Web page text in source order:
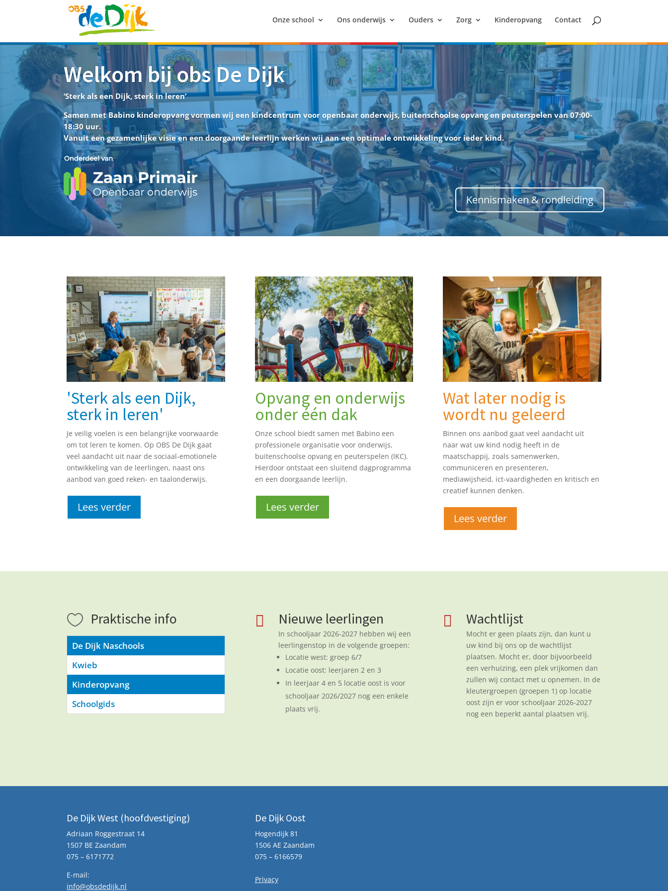
Onze school Ons onderwijs Ouders Zorg Kinderopvang Contact
Welkom bij obs De Dijk
‘Sterk als een Dijk, sterk in leren’
Samen met Babino kinderopvang vormen wij een kindcentrum voor openbaar onderwijs, buitenschoolse opvang en peuterspelenvan 07:00-
18:30 uur.
Vanuit een gezamenlijke visie en een doorgaande leerlijn werken wij aan een optimale ontwikkeling voor ieder kind.
Kennismaken & rondleiding
'Sterk als een Dijk,
sterk in leren'
Je veilig voelen is een belangrijke voorwaarde
om tot leren te komen. Op OBS De Dijk gaat
veel aandacht uit naar de sociaal-emotionele
ontwikkeling van de leerlingen, naast ons
aanbod van goed reken- en taalonderwijs.
Lees verder
Opvang en onderwijs
onder één dak
Onze school biedt samen met Babino een
professionele organisatie voor onderwijs,
buitenschoolse opvang en peuterspelen (IKC).
Hierdoor ontstaat een sluitend dagprogramma
en een doorgaande leerlijn.
Lees verder
Wat later nodig is
wordt nu geleerd
Binnen ons aanbod gaat veel aandacht uit
naar wat uw kind nodig heeft in de
maatschappij, zoals samenwerken,
communiceren en presenteren,
mediawijsheid, ict-vaardigheden en kritisch en
creatief kunnen denken.
Lees verder
 Praktische info
De Dijk Naschools
Kwieb
Kinderopvang
Schoolgids
 Nieuwe leerlingen
In schooljaar 2026-2027 hebben wij een
leerlingenstop in de volgende groepen:
Locatie west: groep 6/7
Locatie oost: leerjaren 2 en 3
In leerjaar 4 en 5 locatie oost is voor
schooljaar 2026/2027 nog een enkele
plaats vrij.
 Wachtlijst
Mocht er geen plaats zijn, dan kunt u
uw kind bij ons op de wachtlijst
plaatsen. Mocht er, door bijvoorbeeld
een verhuizing, een plek vrijkomen dan
zullen wij contact met u opnemen. In de
kleutergroepen (groepen 1) op locatie
oost zijn er voor schooljaar 2026-2027
nog een beperkt aantal plaatsen vrij.
De Dijk West (hoofdvestiging)
Adriaan Roggestraat 14
1507 BE Zaandam
075 – 6171772
E-mail:
info@obsdedijk.nl
De Dijk Oost
Hogendijk 81
1506 AE Zaandam
075 – 6166579
Privacy